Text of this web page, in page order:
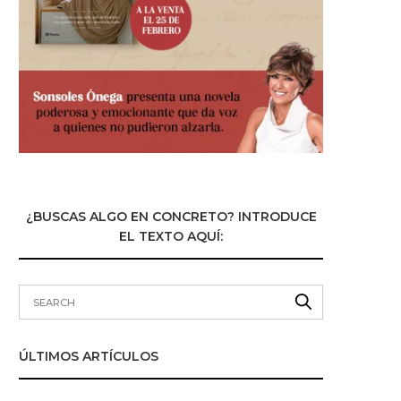
¿BUSCAS ALGO EN CONCRETO? INTRODUCE
EL TEXTO AQUÍ:
ÚLTIMOS ARTÍCULOS